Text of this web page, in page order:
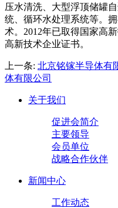
压水清洗、大型浮顶储罐
统、循环水处理系统等。
术。 2012年已取得国家高
高新技术企业证书。
上一条: 北京铭镓半导体有
体有限公司
关于我们
促进会简介
主要领导
会员单位
战略合作伙伴
新闻中心
工作动态